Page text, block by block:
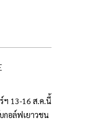
ฯ 13-16 ส.ค.นี้
กอล์ฟเยาวชน